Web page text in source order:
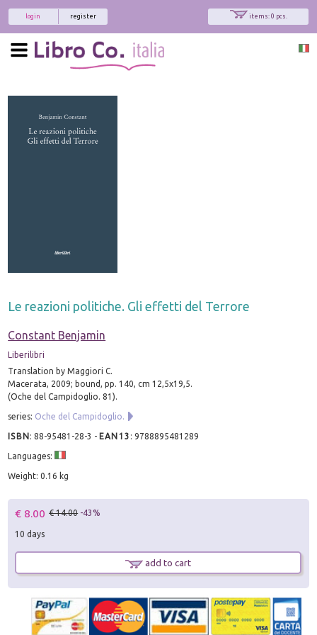
items: 0 pcs.
register
login
Le reazioni politiche. Gli effetti del Terrore
Constant Benjamin
Liberilibri
Translation by Maggiori C.
Macerata, 2009; bound, pp. 140, cm 12,5x19,5.
(Oche del Campidoglio. 81).
series: Oche del Campidoglio.
ISBN:88-95481-28-3 - EAN13 :9788895481289
Languages:
Weight: 0.16 kg
€ 8.00 € 14.00 -43%
10 days
add to cart